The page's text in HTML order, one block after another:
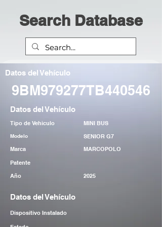
Search Database
Datos del Vehículo
9BM979277TB440546
Datos del Vehículo
Tipo de Vehiculo MINI BUS
Modelo
SENIOR G7
Marca
MARCOPOLO
Patente
Año
2025
Datos del Vehículo
Dispositivo Instalado